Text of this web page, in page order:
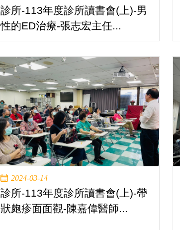
診所-113年度診所讀書會(上)-男
性的ED治療-張志宏主任...
2024-03-14
診所-113年度診所讀書會(上)-帶
狀皰疹面面觀-陳嘉偉醫師...